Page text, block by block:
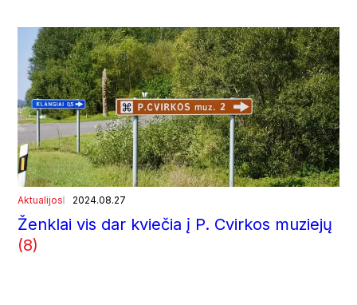
Aktualijos 2024.08.27
Ženklai vis dar kviečia į P. Cvirkos muziejų
(8)